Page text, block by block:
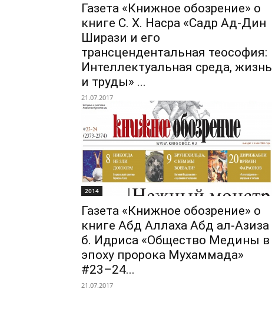
Газета «Книжное обозрение» о
книге С. Х. Насра «Садр Ад-Дин
Ширази и его
трансцендентальная теософия:
Интеллектуальная среда, жизнь
и труды» ...
21.07.2017
2014
Газета «Книжное обозрение» о
книге Абд Аллаха Абд ал-Азиза
б. Идриса «Общество Медины в
эпоху пророка Мухаммада»
#23–24...
21.07.2017